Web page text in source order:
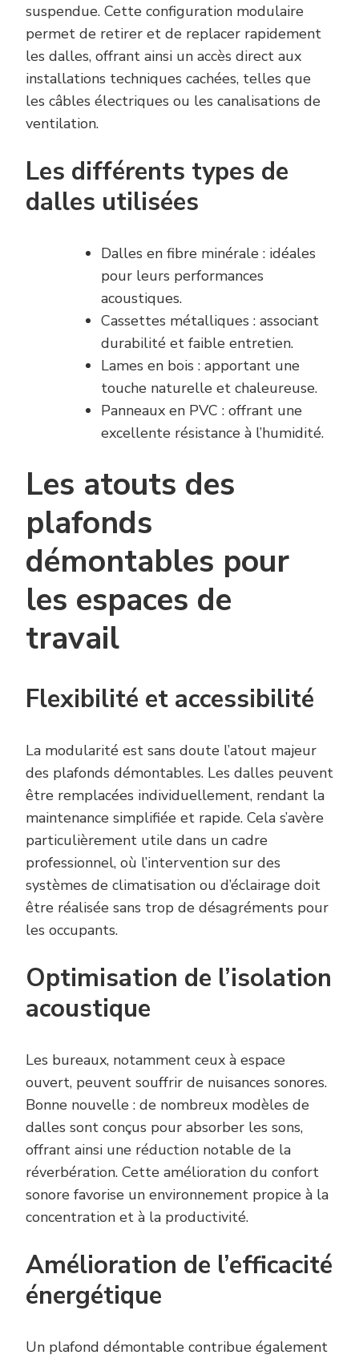
suspendue. Cette configuration modulaire
permet de retirer et de replacer rapidement
les dalles, offrant ainsi un accès direct aux
installations techniques cachées, telles que
les câbles électriques ou les canalisations de
ventilation.
Les différents types de
dalles utilisées
Dalles en fibre minérale : idéales
pour leurs performances
acoustiques.
Cassettes métalliques : associant
durabilité et faible entretien.
Lames en bois : apportant une
touche naturelle et chaleureuse.
Panneaux en PVC : offrant une
excellente résistance à l’humidité.
Les atouts des
plafonds
démontables pour
les espaces de
travail
Flexibilité et accessibilité
La modularité est sans doute l’atout majeur
des plafonds démontables. Les dalles peuvent
être remplacées individuellement, rendant la
maintenance simplifiée et rapide. Cela s’avère
particulièrement utile dans un cadre
professionnel, où l’intervention sur des
systèmes de climatisation ou d’éclairage doit
être réalisée sans trop de désagréments pour
les occupants.
Optimisation de l’isolation
acoustique
Les bureaux, notamment ceux à espace
ouvert, peuvent souffrir de nuisances sonores.
Bonne nouvelle : de nombreux modèles de
dalles sont conçus pour absorber les sons,
offrant ainsi une réduction notable de la
réverbération. Cette amélioration du confort
sonore favorise un environnement propice à la
concentration et à la productivité.
Amélioration de l’efficacité
énergétique
Un plafond démontable contribue également